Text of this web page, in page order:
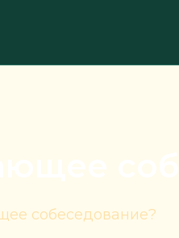
собеседование?